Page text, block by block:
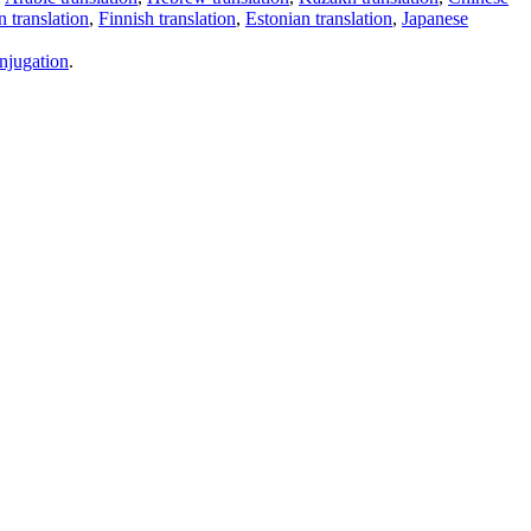
translation, Finnish translation, Estonian translation, Japanese
.